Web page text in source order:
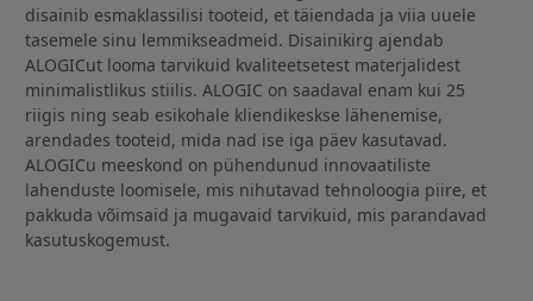
disainib esmaklassilisi tooteid, et täiendada ja viia uuele
tasemele sinu lemmikseadmeid. Disainikirg ajendab
ALOGICut looma tarvikuid kvaliteetsetest materjalidest
minimalistlikus stiilis. ALOGIC on saadaval enam kui 25
riigis ning seab esikohale kliendikeskse lähenemise,
arendades tooteid, mida nad ise iga päev kasutavad.
ALOGICu meeskond on pühendunud innovaatiliste
lahenduste loomisele, mis nihutavad tehnoloogia piire, et
pakkuda võimsaid ja mugavaid tarvikuid, mis parandavad
kasutuskogemust.